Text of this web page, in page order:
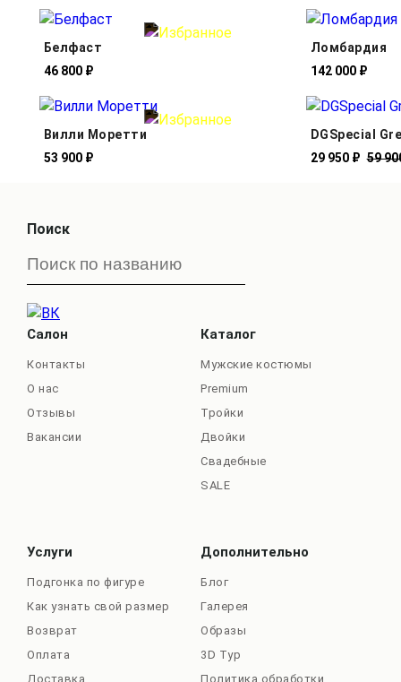
Белфаст
46 800 ₽
Ломбардия
142 000 ₽
Вилли Моретти
53 900 ₽
DGSpecial
29 950 ₽ 59
Поиск
Салон
Контакты
О нас
Отзывы
Вакансии
Каталог
Мужские костюмы
Premium
Тройки
Двойки
Свадебные
SALE
Услуги
Подгонка по фигуре
Как узнать свой размер
Возврат
Оплата
Доставка
Дополнительно
Блог
Галерея
Образы
3D Тур
Политика обработки